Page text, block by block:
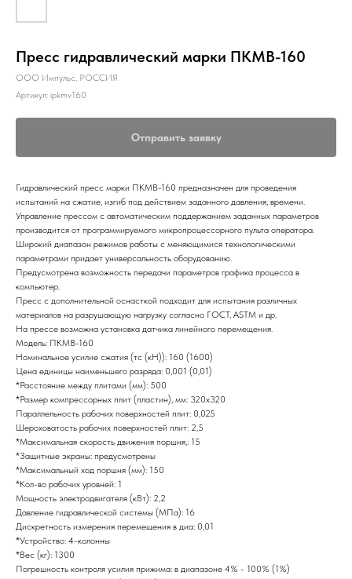
Пресс гидравлический марки ПКМВ-160
ООО Импульс, РОССИЯ
Артикул: ipkmv160
Отправить заявку
Гидравлический пресс марки ПКМВ-160 предназначен для проведения
испытаний на сжатие, изгиб под действием заданного давления, времени.
Управление прессом с автоматическим поддержанием заданных параметров
производится от программируемого микропроцессорного пульта оператора.
Широкий диапазон режимов работы с меняющимися технологическими
параметрами придает универсальность оборудованию.
Предусмотрена возможность передачи параметров графика процесса в
компьютер.
Пресс с дополнительной оснасткой подходит для испытания различных
материалов на разрушающую нагрузку согласно ГОСТ, ASTM и др.
На прессе возможна установка датчика линейного перемещения.
Модель: ПКМВ-160
Номинальное усилие сжатия (тс (кН)): 160 (1600)
Цена единицы наименьшего разряда: 0,001 (0,01)
*Расстояние между плитами (мм): 500
*Размер компрессорных плит (пластин), мм: 320х320
Параллельность рабочих поверхностей плит: 0,025
Шероховатость рабочих поверхностей плит: 2,5
*Максимальная скорость движения поршня,: 15
*Защитные экраны: предусмотрены
*Максимальный ход поршня (мм): 150
*Кол-во рабочих уровней: 1
Мощность электродвигателя (кВт): 2,2
Давление гидравлической системы (МПа): 16
Дискретность измерения перемещения в диа: 0,01
*Устройство: 4-колонны
*Вес (кг): 1300
Погрешность контроля усилия прижима: в диапазоне 4% - 100% (1%)